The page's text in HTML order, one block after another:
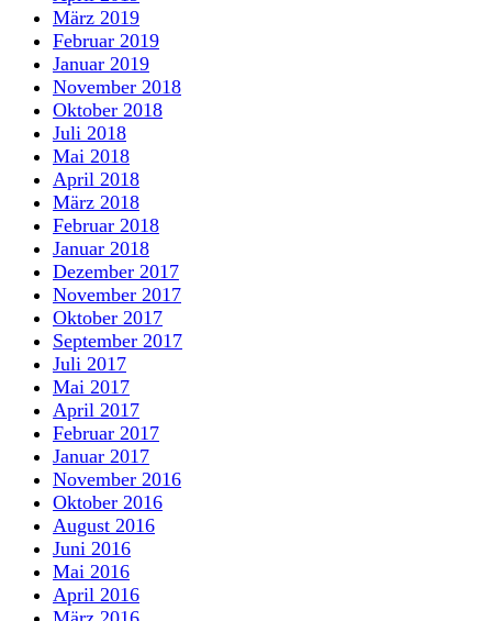
März 2019
Februar 2019
Januar 2019
November 2018
Oktober 2018
Juli 2018
Mai 2018
April 2018
März 2018
Februar 2018
Januar 2018
Dezember 2017
November 2017
Oktober 2017
September 2017
Juli 2017
Mai 2017
April 2017
Februar 2017
Januar 2017
November 2016
Oktober 2016
August 2016
Juni 2016
Mai 2016
April 2016